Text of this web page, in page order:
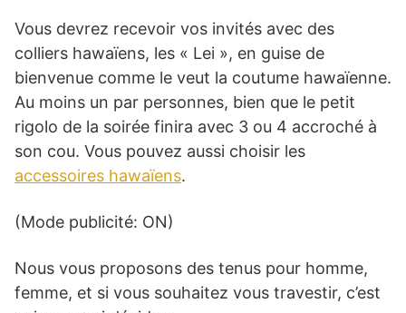
Vous devrez recevoir vos invités avec des
colliers hawaïens, les « Lei », en guise de
bienvenue comme le veut la coutume hawaïenne.
Au moins un par personnes, bien que le petit
rigolo de la soirée finira avec 3 ou 4 accroché à
son cou. Vous pouvez aussi choisir les
accessoires hawaïens.
(Mode publicité: ON)
Nous vous proposons des tenus pour homme,
femme, et si vous souhaitez vous travestir, c’est